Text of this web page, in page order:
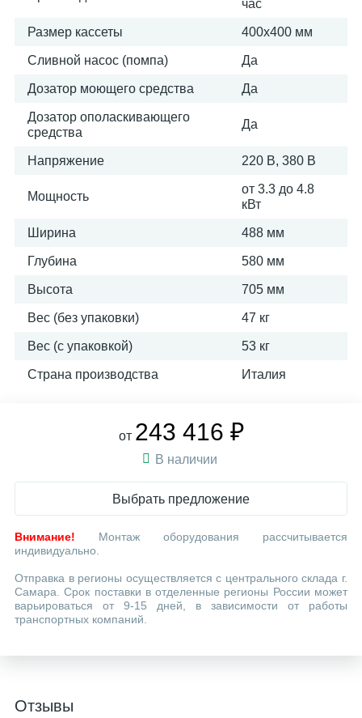
час
Размер кассеты 400х400 мм
Сливной насос (помпа) Да
Дозатор моющего средства Да
Дозатор ополаскивающего
средства
Да
Напряжение 220 В, 380 В
Мощность
от 3.3 до 4.8
кВт
Ширина 488 мм
Глубина 580 мм
Высота 705 мм
Вес (без упаковки) 47 кг
Вес (с упаковкой) 53 кг
Страна производства Италия
от 243 416 ₽
В наличии
Выбрать предложение
Внимание! Монтаж оборудования рассчитывается
индивидуально.
Отправка в регионы осуществляется с центрального склада г.
Самара. Срок поставки в отделенные регионы России может
варьироваться от 9-15 дней, в зависимости от работы
транспортных компаний.
Отзывы